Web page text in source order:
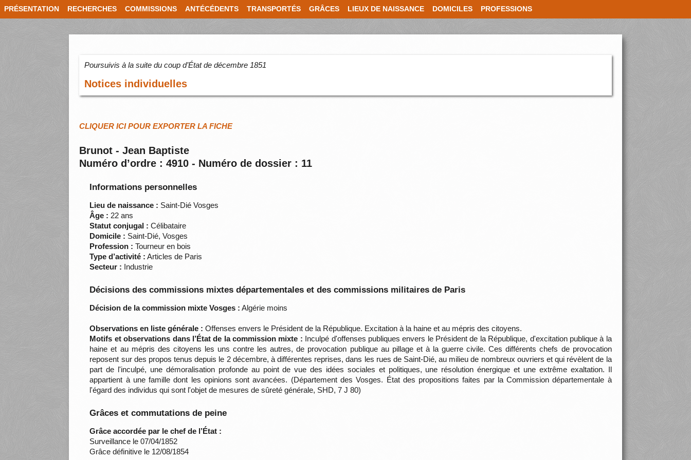
PRÉSENTATION RECHERCHES COMMISSIONS ANTÉCÉDENTS TRANSPORTÉS GRÂCES LIEUX DE NAISSANCE DOMICILES PROFESSIONS
Poursuivis à la suite du coup d’État de décembre 1851
Notices individuelles
CLIQUER ICI POUR EXPORTER LA FICHE
Brunot - Jean Baptiste
Numéro d’ordre : 4910 - Numéro de dossier : 11
Informations personnelles
Lieu de naissance : Saint-Dié Vosges
Âge : 22 ans
Statut conjugal : Célibataire
Domicile : Saint-Dié, Vosges
Profession : Tourneur en bois
Type d’activité : Articles de Paris
Secteur : Industrie
Décisions des commissions mixtes départementales et des commissions militaires de Paris
Décision de la commission mixte Vosges : Algérie moins
Observations en liste générale : Offenses envers le Président de la République. Excitation à la haine et au mépris des citoyens.
Motifs et observations dans l’État de la commission mixte : Inculpé d'offenses publiques envers le Président de la République, d'excitation publique à la
haine et au mépris des citoyens les uns contre les autres, de provocation publique au pillage et à la guerre civile. Ces différents chefs de provocation
reposent sur des propos tenus depuis le 2 décembre, à différentes reprises, dans les rues de Saint-Dié, au milieu de nombreux ouvriers et qui révèlent de la
part de l'inculpé, une démoralisation profonde au point de vue des idées sociales et politiques, une résolution énergique et une extrême exaltation. Il
appartient à une famille dont les opinions sont avancées. (Département des Vosges. État des propositions faites par la Commission départementale à
l'égard des individus qui sont l'objet de mesures de sûreté générale, SHD, 7 J 80)
Grâces et commutations de peine
Grâce accordée par le chef de l’État :
Surveillance le 07/04/1852
Grâce définitive le 12/08/1854